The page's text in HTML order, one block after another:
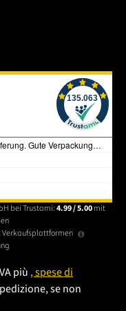
bei Trustami:4.99 / 5.00mit
Verkaufsplattformen
più , spese di
se non